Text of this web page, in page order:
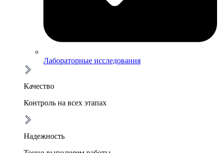
Лабораторные исследования
Качество
Контроль на всех этапах
Надежность